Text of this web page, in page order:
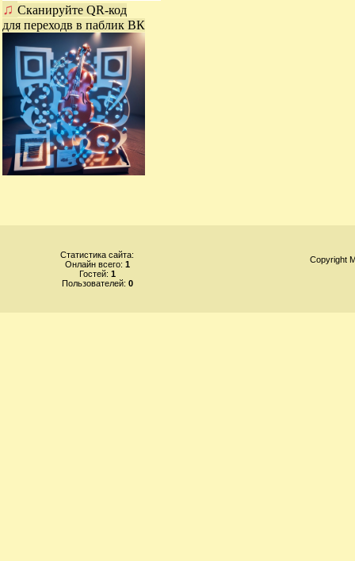
♫ Сканируйте QR-код
для переходв в паблик ВК
Статистика сайта:
Онлайн всего: 1
Гостей: 1
Пользователей: 0
Copyright